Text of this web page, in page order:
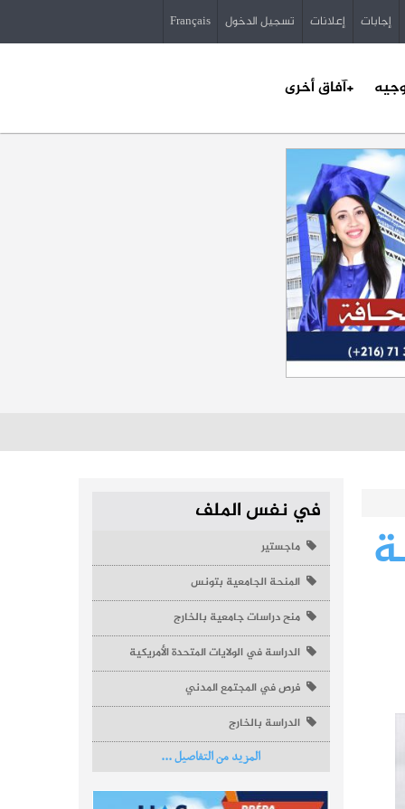
إجابات إعلانات تسجيل الدخول Français
+آفاق أخرى
في نفس الملف
ماجستير
المنحة الجامعية بتونس
منح دراسات جامعية بالخارج
الدراسة في الولايات المتحدة الأمريكية
فرص في المجتمع المدني
الدراسة بالخارج
المزيد من التفاصيل ...